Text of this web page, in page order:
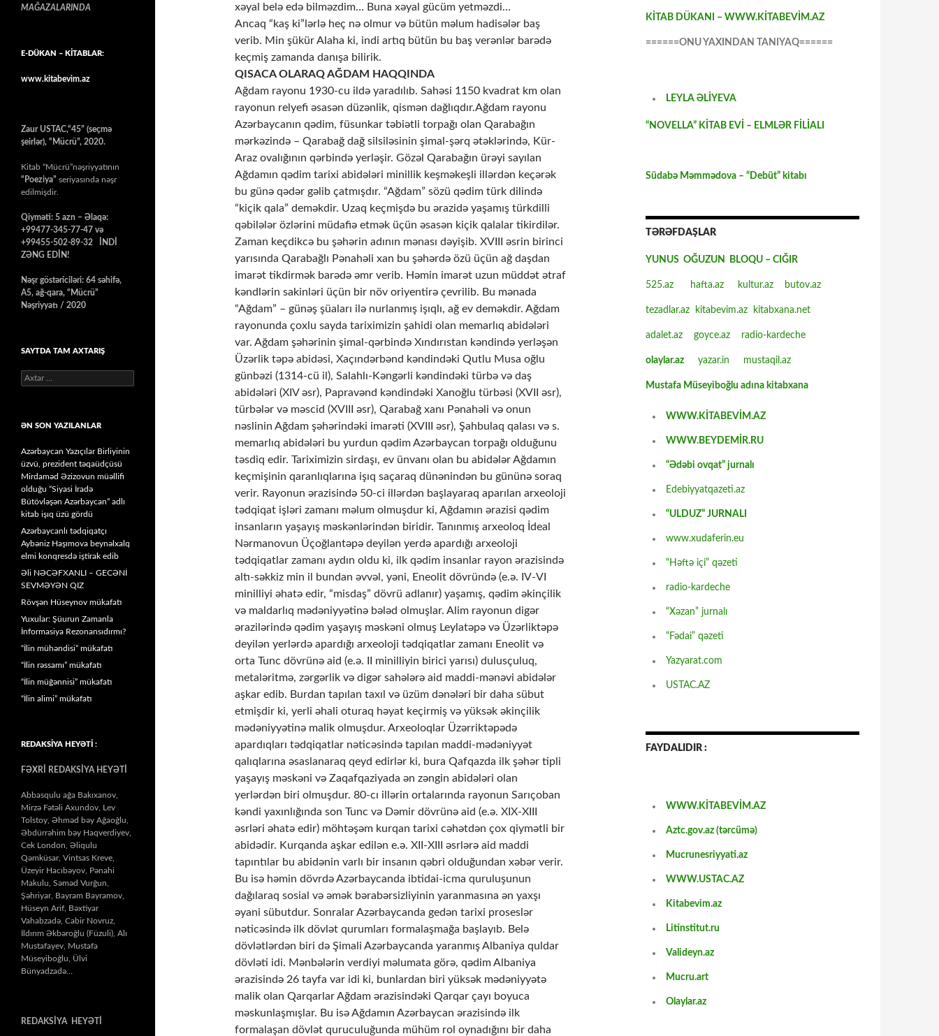
xəyal belə edə bilməzdim… Buna xəyal gücüm yetməzdi…
Ancaq “kaş ki”lərlə heç nə olmur və bütün məlum hadisələr baş
verib. Min şükür Alaha ki, indi artıq bütün bu baş verənlər barədə
keçmiş zamanda danışa bilirik.
QISACA OLARAQ AĞDAM HAQQINDA
Ağdam rayonu 1930-cu ildə yaradılıb. Sahəsi 1150 kvadrat km olan
rayonun relyefi əsasən düzənlik, qismən dağlıqdır.Ağdam rayonu
Azərbaycanın qədim, füsunkar təbiətli torpağı olan Qarabağın
mərkəzində – Qarabağ dağ silsiləsinin şimal-şərq ətəklərində, Kür-
Araz ovalığının qərbində yerləşir. Gözəl Qarabağın ürəyi sayılan
Ağdamın qədim tarixi abidələri minillik keşməkeşli illərdən keçərək
bu günə qədər gəlib çatmışdır. “Ağdam” sözü qədim türk dilində
“kiçik qala” deməkdir. Uzaq keçmişdə bu ərazidə yaşamış türkdilli
qəbilələr özlərini müdafiə etmək üçün əsasən kiçik qalalar tikirdilər.
Zaman keçdikcə bu şəhərin adının mənası dəyişib. XVIII əsrin birinci
yarısında Qarabağlı Pənahəli xan bu şəhərdə özü üçün ağ daşdan
imarət tikdirmək barədə əmr verib. Həmin imarət uzun müddət ətraf
kəndlərin sakinləri üçün bir növ oriyentirə çevrilib. Bu mənada
“Ağdam” – günəş şüaları ilə nurlanmış işıqlı, ağ ev deməkdir. Ağdam
rayonunda çoxlu sayda tariximizin şahidi olan mеmarlıq abidələri
var. Ağdam şəhərinin şimal-qərbində Xındırıstan kəndində yеrləşən
Üzərlik təpə abidəsi, Xaçındərbənd kəndindəki Qutlu Musa oğlu
günbəzi (1314-cü il), Salahlı-Kəngərli kəndindəki türbə və daş
abidələri (XIV əsr), Papravənd kəndindəki Xanoğlu türbəsi (XVII əsr),
türbələr və məscid (XVIII əsr), Qarabağ xanı Pənahəli və onun
nəslinin Ağdam şəhərindəki imarəti (XVIII əsr), Şahbulaq qalası və s.
mеmarlıq abidələri bu yurdun qədim Azərbaycan torpağı olduğunu
təsdiq еdir. Tariximizin sirdaşı, еv ünvanı olan bu abidələr Ağdamın
kеçmişinin qaranlıqlarına işıq saçaraq dünənindən bu gününə soraq
vеrir. Rayonun ərazisində 50-ci illərdən başlayaraq aparılan arxeoloji
tədqiqat işləri zamanı məlum olmuşdur ki, Ağdamın ərazisi qədim
insanların yaşayış məskənlərindən biridir. Tanınmış arxeoloq İdeal
Nərmanovun Üçoğlantəpə deyilən yerdə apardığı arxeoloji
tədqiqatlar zamanı aydın oldu ki, ilk qədim insanlar rayon ərazisində
altı-səkkiz min il bundan əvvəl, yəni, Eneolit dövründə (e.ə. IV-VI
minilliyi əhatə edir, “misdaş” dövrü adlanır) yaşamış, qədim əkinçilik
və maldarlıq mədəniyyətinə bələd olmuşlar. Alim rayonun digər
ərazilərində qədim yaşayış məskəni olmuş Leylatəpə və Üzərliktəpə
deyilən yerlərdə apardığı arxeoloji tədqiqatlar zamanı Eneolit və
orta Tunc dövrünə aid (e.ə. II minilliyin birici yarısı) dulusçuluq,
metaləritmə, zərgərlik və digər sahələrə aid maddi-mənəvi abidələr
aşkar edib. Burdan tapılan taxıl və üzüm dənələri bir daha sübut
etmişdir ki, yerli əhali oturaq həyat keçirmiş və yüksək əkinçilik
mədəniyyətinə malik olmuşdur. Arxeoloqlar Üzərriktəpədə
apardıqları tədqiqatlar nəticəsində tapılan maddi-mədəniyyət
qalıqlarına əsaslanaraq qeyd edirlər ki, bura Qafqazda ilk şəhər tipli
yaşayış məskəni və Zaqafqaziyada ən zəngin abidələri olan
yerlərdən biri olmuşdur. 80-cı illərin ortalarında rayonun Sarıçoban
kəndi yaxınlığında son Tunc və Dəmir dövrünə aid (e.ə. XIX-XIII
əsrləri əhatə edir) möhtəşəm kurqan tarixi cəhətdən çox qiymətli bir
abidədir. Kurqanda aşkar edilən e.ə. XII-XIII əsrlərə aid maddi
tapıntılar bu abidənin varlı bir insanın qəbri olduğundan xəbər verir.
Bu isə həmin dövrdə Azərbaycanda ibtidai-icma quruluşunun
dağılaraq sosial və əmək bərabərsizliyinin yaranmasına ən yaxşı
əyani sübutdur. Sonralar Azərbaycanda gedən tarixi proseslər
nəticəsində ilk dövlət qurumları formalaşmağa başlayıb. Belə
dövlətlərdən biri də Şimali Azərbaycanda yaranmış Albaniya quldar
dövləti idi. Mənbələrin verdiyi məlumata görə, qədim Albaniya
ərazisində 26 tayfa var idi ki, bunlardan biri yüksək mədəniyyətə
malik olan Qarqarlar Ağdam ərazisindəki Qarqar çayı boyuca
məskunlaşmışlar. Bu isə Ağdamın Azərbaycan ərazisində ilk
formalaşan dövlət quruculuğunda mühüm rol oynadığını bir daha
KİTAB DÜKANI – WWW.KİTABEVİM.AZ
======ONU YAXINDAN TANIYAQ======
LEYLA ƏLİYEVA
“NOVELLA” KİTAB EVİ – ELMLƏR FİLİALI
Südabə Məmmədova – “Debüt” kitabı
TƏRƏFDAŞLAR
YUNUS OĞUZUN BLOQU – CIĞIR
525.az hafta.az kultur.az butov.az
tezadlar.az kitabevim.az kitabxana.net
adalet.az goyce.az radio-kardeche
olaylar.az yazar.in mustaqil.az
Mustafa Müseyiboğlu adına kitabxana
WWW.KİTABEVİM.AZ
WWW.BEYDEMİR.RU
“Ədəbi ovqat” jurnalı
Edebiyyatqazeti.az
“ULDUZ” JURNALI
www.xudaferin.eu
“Həftə içi” qəzeti
radio-kardeche
“Xəzan” jurnalı
“Fədai” qəzeti
Yazyarat.com
USTAC.AZ
FAYDALIDIR :
WWW.KİTABEVİM.AZ
Aztc.gov.az (tərcümə)
Mucrunesriyyati.az
WWW.USTAC.AZ
Kitabevim.az
Litinstitut.ru
Valideyn.az
Mucru.art
Olaylar.az
MAĞAZALARINDA
E-DÜKAN – KİTABLAR:
www.kitabevim.az
Zaur USTAC,“45” (seçmə
şeirlər), “Mücrü”, 2020.
Kitab “Mücrü”nəşriyyatının
“Poeziya” seriyasında nəşr
edilmişdir.
Qiyməti: 5 azn – Əlaqə:
+99477-345-77-47 və
+99455-502-89-32 İNDİ
ZƏNG EDİN!
Nəşr göstəriciləri: 64 səhifə,
A5, ağ-qara, “Mücrü”
Nəşriyyatı / 2020
SAYTDA TAM AXTARIŞ
Axtarış:
ƏN SON YAZILANLAR
Azərbaycan Yazıçılar Birliyinin
üzvü, prezident təqaüdçüsü
Mirdaməd Əzizovun müəllifi
olduğu “Siyasi İradə
Bütövləşən Azərbaycan” adlı
kitab işıq üzü gördü
Azərbaycanlı tədqiqatçı
Aybəniz Haşımova beynəlxalq
elmi konqresdə iştirak edib
Əli NƏCƏFXANLI – GECƏNİ
SEVMƏYƏN QIZ
Rövşən Hüseynov mükafatı
Yuxular: Şüurun Zamanla
İnformasiya Rezonansıdırmı?
“İlin mühəndisi” mükafatı
“İlin rəssamı” mükafatı
“İlin müğənnisi” mükafatı
“İlin alimi” mükafatı
REDAKSİYA HEYƏTİ :
FƏXRİ REDAKSİYA HEYƏTİ
Abbasqulu ağa Bakıxanov,
Mirzə Fətəli Axundov, Lev
Tolstoy, Əhməd bəy Ağaoğlu,
Əbdürrəhim bəy Haqverdiyev,
Cek London, Əliqulu
Qəmküsar, Vintsas Kreve,
Üzeyir Hacıbəyov, Pənahi
Makulu, Səməd Vurğun,
Şəhriyar, Bayram Bayramov,
Hüseyn Arif, Bəxtiyar
Vahabzadə, Cabir Novruz,
İldırım Əkbəroğlu (Füzuli), Alı
Mustafayev, Mustafa
Müseyiboğlu, Ülvi
Bünyadzadə…
REDAKSİYA HEYƏTİ